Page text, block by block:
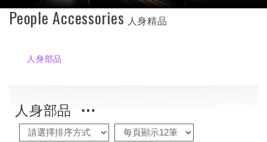
People Accessories 人身精品
人身部品
人身部品